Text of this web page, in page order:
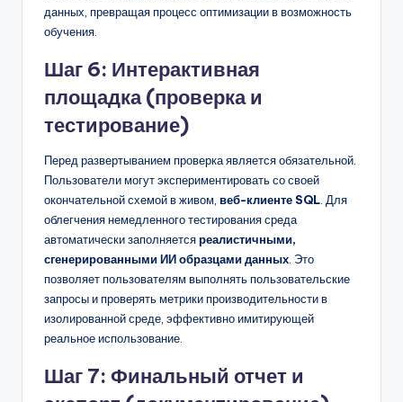
данных, превращая процесс оптимизации в возможность
обучения.
Шаг 6: Интерактивная
площадка (проверка и
тестирование)
Перед развертыванием проверка является обязательной.
Пользователи могут экспериментировать со своей
окончательной схемой в живом, веб-клиенте SQL . Для
облегчения немедленного тестирования среда
автоматически заполняетсяреалистичными,
сгенерированными ИИ образцами данных . Это
позволяет пользователям выполнять пользовательские
запросы и проверять метрики производительности в
изолированной среде, эффективно имитирующей
реальное использование.
Шаг 7: Финальный отчет и